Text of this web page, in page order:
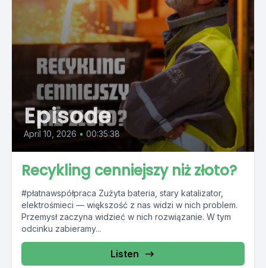
Episode
April 10, 2026 • 00:35:38
Recykling cenniejszy niż złoto?
#płatnawspółpraca Zużyta bateria, stary katalizator,
elektrośmieci — większość z nas widzi w nich problem.
Przemysł zaczyna widzieć w nich rozwiązanie. W tym
odcinku zabieramy...
Listen